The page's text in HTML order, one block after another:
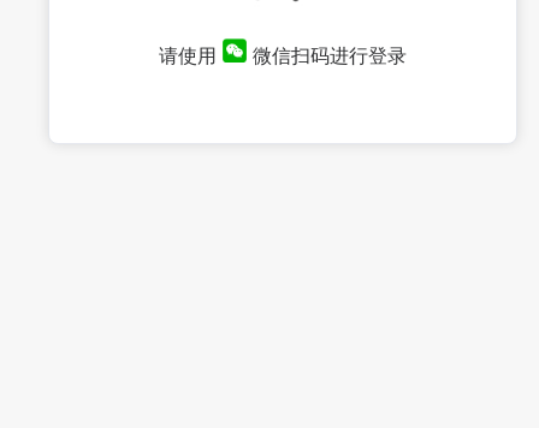
请使用 微信扫码进行登录